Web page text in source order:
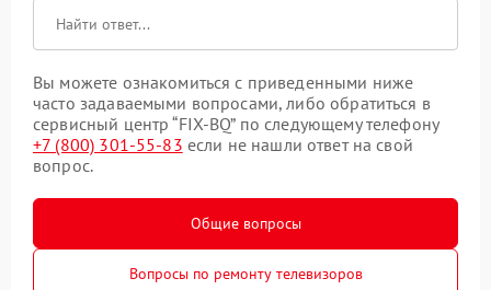
Вы можете ознакомиться с приведенными ниже
часто задаваемыми вопросами, либо обратиться в
сервисный центр “FIX-BQ” по следующему телефону
+7 (800) 301-55-83 если не нашли ответ на свой
вопрос.
Общие вопросы
Вопросы по ремонту телевизоров